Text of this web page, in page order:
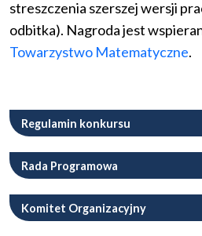
streszczenia szerszej wersji
odbitka). Nagroda jest
Towarzystwo Matematyczne.
Regulamin konkursu
Rada Programowa
Komitet Organizacyjny